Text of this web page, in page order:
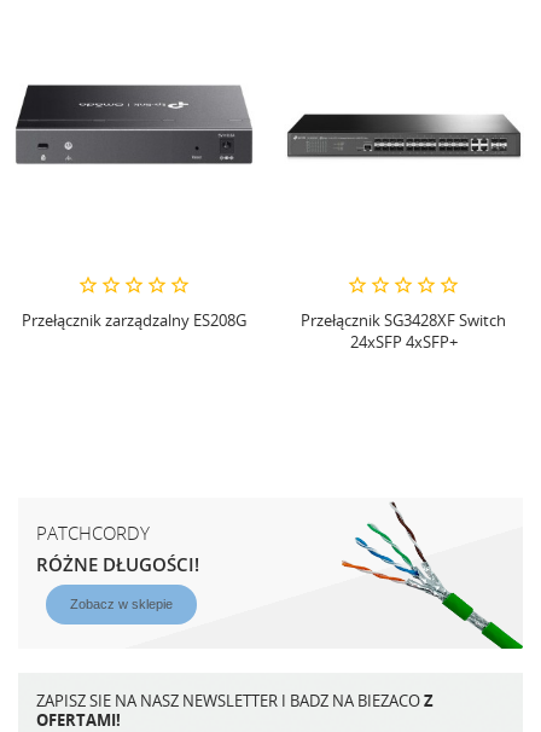
Przełącznik SG3428XF Switch
PATCHCORDY
RÓŻNE DŁUGOŚCI!
Zobacz w sklepie
ZAPISZ SIE NA NASZ NEWSLETTER I BADZ NA BIEZACOZ
OFERTAMI!